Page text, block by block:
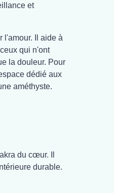
et
l'amour. Il aide à
qui n'ont
la douleur. Pour
dédié aux
améthyste.
du cœur. Il
durable.